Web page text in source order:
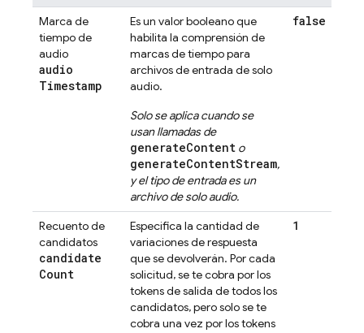
Marca de
tiempo de
audio
audio
Timestamp
Es un valor booleano que
habilita la comprensión de
marcas de tiempo para
archivos de entrada de solo
audio.
Solo se aplica cuando se
usan llamadas de
generateContent o
generateContentStream,
y el tipo de entrada es un
archivo de solo audio.
false
Recuento de
candidatos
candidate
Count
Especifica la cantidad de
variaciones de respuesta
que se devolverán. Por cada
solicitud, se te cobra por los
tokens de salida de todos los
candidatos, pero solo se te
cobra una vez por los tokens
1